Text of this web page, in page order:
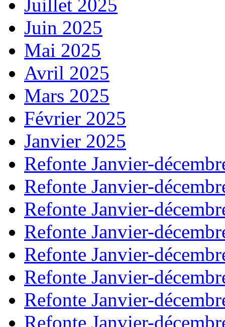
Juillet 2025
Juin 2025
Mai 2025
Avril 2025
Mars 2025
Février 2025
Janvier 2025
Refonte Janvier-
Refonte Janvier-
Refonte Janvier-
Refonte Janvier-
Refonte Janvier-
Refonte Janvier-
Refonte Janvier-
Refonte Janvier-